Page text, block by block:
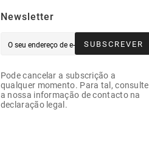
Newsletter
SUBSCREVER
Pode cancelar a subscrição a
qualquer momento. Para tal, consulte
a nossa informação de contacto na
declaração legal.